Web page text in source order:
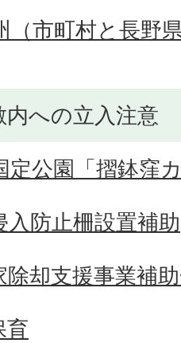
（市町村と長野
への立入注意
定公園「摺鉢窪
防止柵設置補助
却支援事業補
育